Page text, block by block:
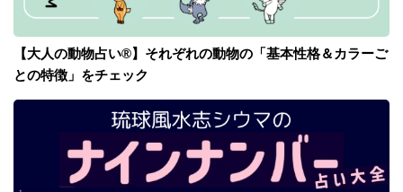
【大人の動物占い®】それぞれの動物の「基本性格＆カラーご
との特徴」をチェック